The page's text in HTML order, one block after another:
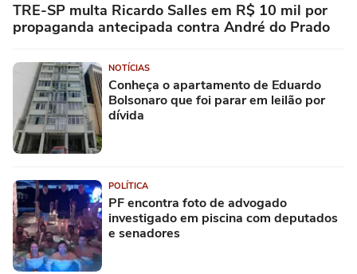
TRE-SP multa Ricardo Salles em R$ 10 mil por
propaganda antecipada contra André do Prado
NOTÍCIAS
Conheça o apartamento de Eduardo
Bolsonaro que foi parar em leilão por
dívida
POLÍTICA
PF encontra foto de advogado
investigado em piscina com deputados
e senadores